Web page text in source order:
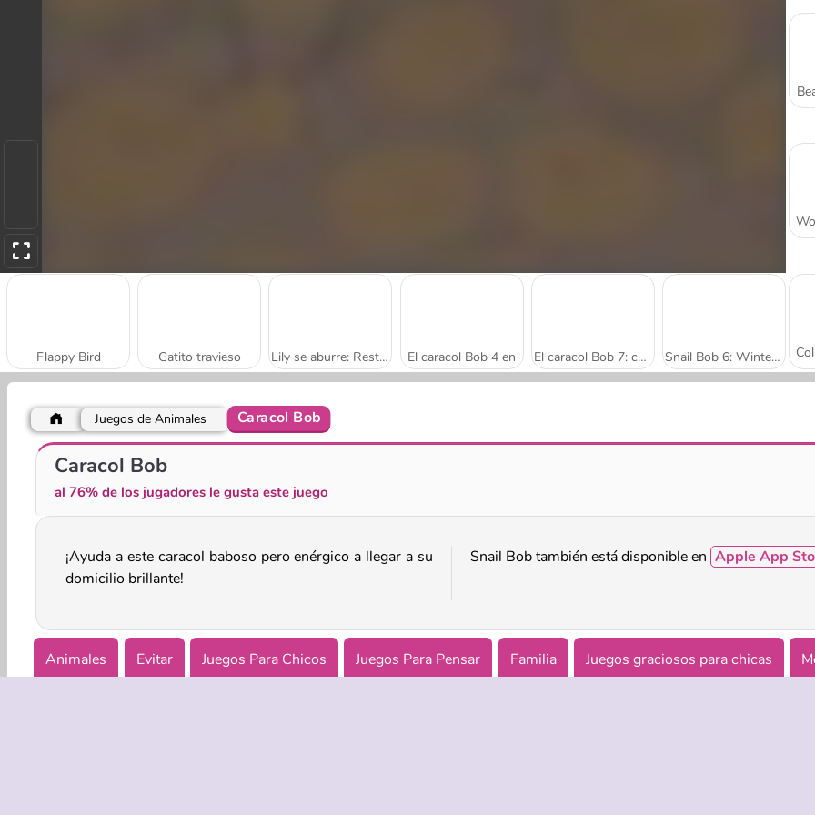
Flappy Bird Gatito travieso Lily se aburre: Restaurante El caracol Bob 4 en El caracol Bob 7: cuentos de hadas Snail Bob 6: Winter Story
El Caracol Bob 3
Juegos de Animales Caracol Bob
Caracol Bob
al 76% de los jugadores le gusta este juego
¡Ayuda a este caracol baboso pero enérgico a llegar a su
domicilio brillante!
Snail Bob también está disponible en Apple App
Animales Evitar Juegos Para Chicos Juegos Para Pensar Familia Juegos graciosos para chicas